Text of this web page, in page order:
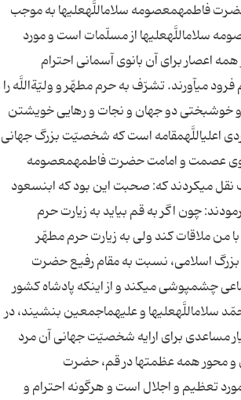
بودند.(1) تواضع بزرگان در آستانه حضرت فاطمه‏معصومه سلام‏اللَّه‏علیها به موجب
سلام‏اللَّه‏علیها از مسلّمات است و مورد
اعصار براى آن بانوى آسمانى احترام
مى‏آورند. تشرّف به حرم مطهّر و ولیّةاللَّه را
و خوشبختى دو جهان و نجات و رهایى خویشتن
اعلى‏اللَّه‏مقامه است كه شخصیّت بزرگ جهانى
بانوى عصمت و امامت حضرت فاطمه‏معصومه
نقل مى‏كردند كه: صحبت این بود كه ابن‏سعود
چون اگر به قم بیاید به زیارت حرم
ملاقات كند ولى به زیارت حرم مطهّر
اسلامى، نسبت به مقام رفیع حضرت
چشم‏پوشى مى‏كند و از اینكه پادشاه كشور
سلام‏اللَّه‏علیها و علیهم‏اجمعین بنشیند، در
مساعدى براى ارایه شخصیّت جهانى آن مرد
و محور همه عظمتها در قم، حضرت
تعظیم و اجلال است و هرگونه احترام و